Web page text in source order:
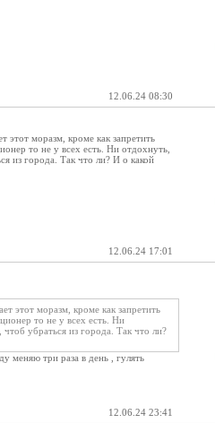
12.06.24 08:30
моразм, кроме как запретить
то не у всех есть. Ни отдохнуть,
из города. Так что ли? И о какой
12.06.24 17:01
этот моразм, кроме как запретить
то не у всех есть. Ни
убраться из города. Так что ли?
меняю три раза в день , гулять
12.06.24 23:41